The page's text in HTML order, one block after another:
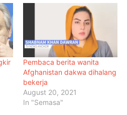
Pembaca berita wanita
Afghanistan dakwa dihalang
bekerja
August 20, 2021
In "Semasa"